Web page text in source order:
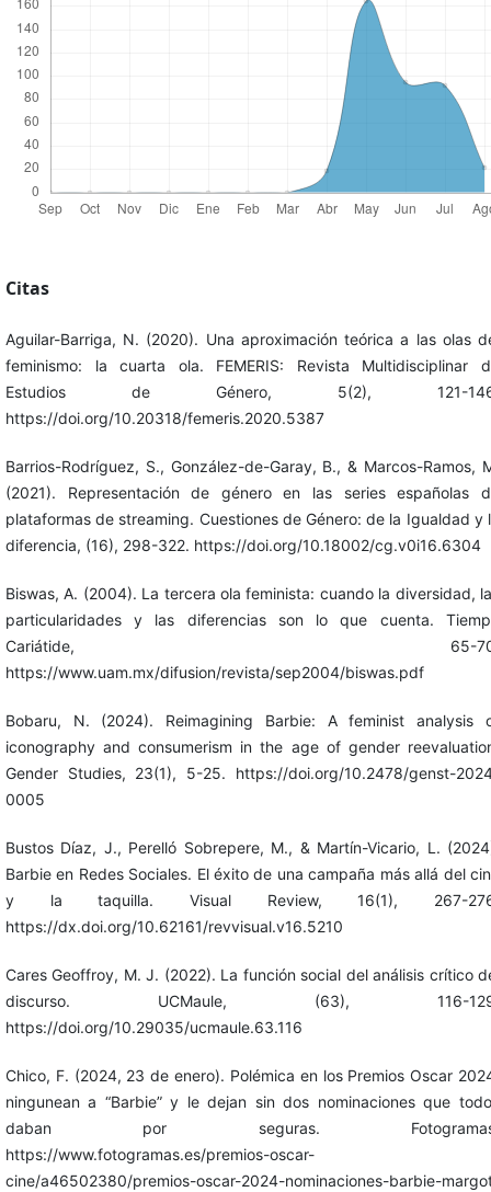
Citas
Aguilar-Barriga, N. (2020). Una aproximación teórica a las olas
feminismo: la cuarta ola. FEMERIS: Revista Multidisciplinar
Estudios de Género, 5(2), 121-
https://doi.org/10.20318/femeris.2020.5387
Barrios-Rodríguez, S., González-de-Garay, B., & Marcos-Ramos,
(2021). Representación de género en las series españolas
plataformas de streaming. Cuestiones de Género: de la Igualdad y
diferencia, (16), 298-322. https://doi.org/10.18002/cg.v0i16.6304
Biswas, A. (2004). La tercera ola feminista: cuando la diversidad,
particularidades y las diferencias son lo que cuenta.
Cariátide, 65-
https://www.uam.mx/difusion/revista/sep2004/biswas.pdf
Bobaru, N. (2024). Reimagining Barbie: A feminist analysis
iconography and consumerism in the age of gender
Gender Studies, 23(1), 5-25. https://doi.org/10.2478/genst-
0005
Bustos Díaz, J., Perelló Sobrepere, M., & Martín-Vicario, L.
Barbie en Redes Sociales. El éxito de una campaña más allá del
y la taquilla. Visual Review, 16(1), 267-
https://dx.doi.org/10.62161/revvisual.v16.5210
Cares Geoffroy, M. J. (2022). La función social del análisis crítico
discurso. UCMaule, (63), 116-
https://doi.org/10.29035/ucmaule.63.116
Chico, F. (2024, 23 de enero). Polémica en los Premios Oscar
ningunean a “Barbie” y le dejan sin dos nominaciones que
daban por seguras.
https://www.fotogramas.es/premios-oscar-
cine/a46502380/premios-oscar-2024-nominaciones-barbie-